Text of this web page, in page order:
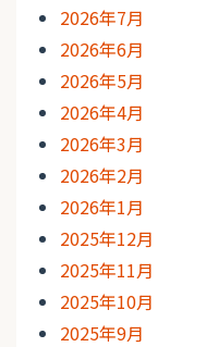
2026年7月
2026年6月
2026年5月
2026年4月
2026年3月
2026年2月
2026年1月
2025年12月
2025年11月
2025年10月
2025年9月